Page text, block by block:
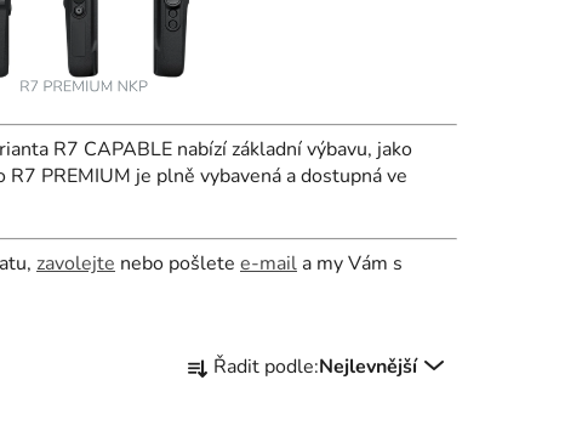
R7 CAPABLE nabízí základní výbavu, jako
PREMIUM je plně vybavená a dostupná ve
zavolejte nebo pošlete e-mail a my Vám s
Ř Řadit podle:Nejlevnější